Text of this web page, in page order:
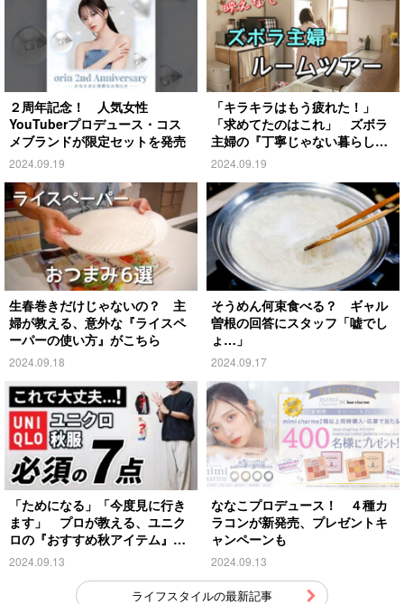
２周年記念！ 人気女性
YouTuberプロデュース・コス
メブランドが限定セットを発売
2024.09.19
「キラキラはもう疲れた！」
「求めてたのはこれ」 ズボラ
主婦の『丁寧じゃない暮らし』
がこちら
2024.09.19
生春巻きだけじゃないの？ 主
婦が教える、意外な『ライスペ
ーパーの使い方』がこちら
2024.09.18
そうめん何束食べる？ ギャル
曽根の回答にスタッフ「嘘でし
ょ…」
2024.09.17
「ためになる」「今度見に行き
ます」 プロが教える、ユニク
ロの『おすすめ秋アイテム』が
こちら
2024.09.13
ななこプロデュース！ ４種カ
ラコンが新発売、プレゼントキ
ャンペーンも
2024.09.13
ライフスタイルの最新記事